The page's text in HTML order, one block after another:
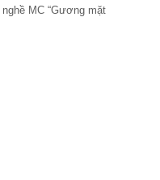
MC “Gương mặt